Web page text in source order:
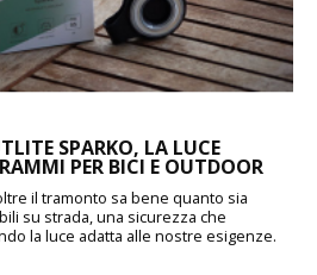
SPARKO, LA LUCE
PER BICI E OUTDOOR
il tramonto sa bene quanto sia
su strada, una sicurezza che
la luce adatta alle nostre esigenze.